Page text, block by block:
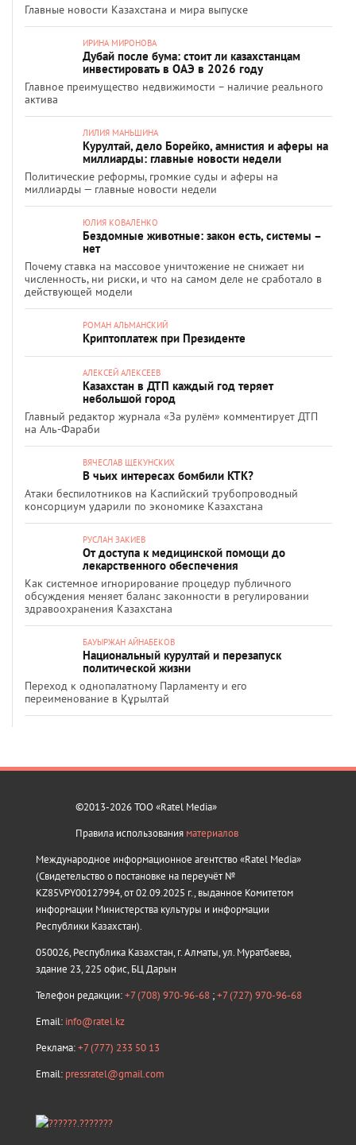
Главные новости Казахстана и мира выпуске
ИРИНА МИРОНОВА
Дубай после бума: стоит ли казахстанцам
инвестировать в ОАЭ в 2026 году
Главное преимущество недвижимости – наличие реального
актива
ЛИЛИЯ МАНЬШИНА
Курултай, дело Борейко, амнистия и аферы на
миллиарды: главные новости недели
Политические реформы, громкие суды и аферы на
миллиарды — главные новости недели
ЮЛИЯ КОВАЛЕНКО
Бездомные животные: закон есть, системы –
нет
Почему ставка на массовое уничтожение не снижает ни
численность, ни риски, и что на самом деле не сработало в
действующей модели
РОМАН АЛЬМАНСКИЙ
Криптоплатеж при Президенте
АЛЕКСЕЙ АЛЕКСЕЕВ
Казахстан в ДТП каждый год теряет
небольшой город
Главный редактор журнала «За рулём» комментирует ДТП
на Аль-Фараби
ВЯЧЕСЛАВ ЩЕКУНСКИХ
В чьих интересах бомбили КТК?
Атаки беспилотников на Каспийский трубопроводный
консорциум ударили по экономике Казахстана
РУСЛАН ЗАКИЕВ
От доступа к медицинской помощи до
лекарственного обеспечения
Как системное игнорирование процедур публичного
обсуждения меняет баланс законности в регулировании
здравоохранения Казахстана
БАУЫРЖАН АЙНАБЕКОВ
Национальный курултай и перезапуск
политической жизни
Переход к однопалатному Парламенту и его
переименование в Құрылтай
©2013-2026 ТОО «Ratel Media»
Правила использования материалов
Международное информационное агентство «Ratel Media»
(Свидетельство о постановке на переучёт №
KZ85VPY00127994, от 02.09.2025 г., выданное Комитетом
информации Министерства культуры и информации
Республики Казахстан).
050026, Республика Казахстан, г. Алматы, ул. Муратбаева,
здание 23, 225 офис, БЦ Дарын
Телефон редакции:+7 (708) 970-96-68 ;+7 (727) 970-96-68
Email: info@ratel.kz
Реклама:+7 (777) 233 50 13
Email: pressratel@gmail.com